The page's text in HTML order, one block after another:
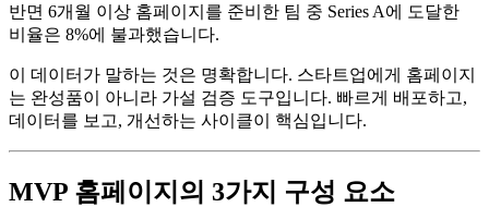
반면 6개월 이상 홈페이지를 준비한 팀 중 Series A에 도달한
비율은 8%에 불과했습니다.
이 데이터가 말하는 것은 명확합니다. 스타트업에게 홈페이지
는 완성품이 아니라 가설 검증 도구입니다. 빠르게 배포하고,
데이터를 보고, 개선하는 사이클이 핵심입니다.
MVP 홈페이지의 3가지 구성 요소